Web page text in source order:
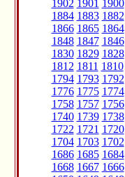
1902 1901 1900
1884 1883 1882
1866 1865 1864
1848 1847 1846
1830 1829 1828
1812 1811 1810
1794 1793 1792
1776 1775 1774
1758 1757 1756
1740 1739 1738
1722 1721 1720
1704 1703 1702
1686 1685 1684
1668 1667 1666